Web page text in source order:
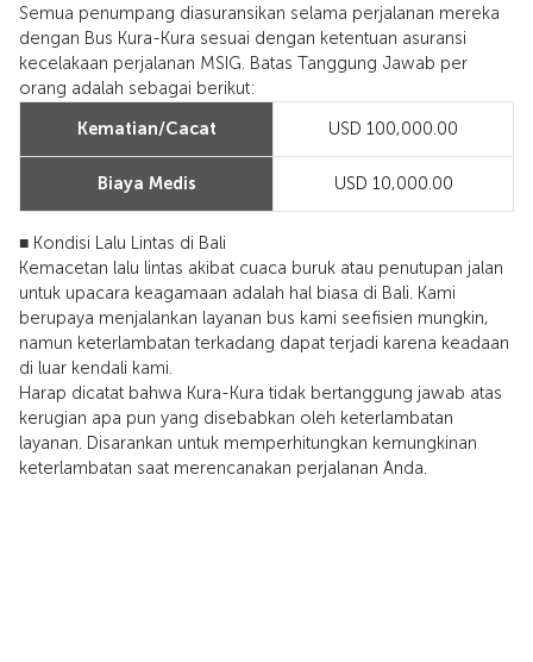
Semua penumpang diasuransikan selama perjalanan mereka
dengan Bus Kura-Kura sesuai dengan ketentuan asuransi
kecelakaan perjalanan MSIG. Batas Tanggung Jawab per
orang adalah sebagai berikut:
Kematian/Cacat
USD 100,000.00
Biaya Medis USD 10,000.00
■ Kondisi Lalu Lintas di Bali
Kemacetan lalu lintas akibat cuaca buruk atau penutupan jalan
untuk upacara keagamaan adalah hal biasa di Bali. Kami
berupaya menjalankan layanan bus kami seefisien mungkin,
namun keterlambatan terkadang dapat terjadi karena keadaan
di luar kendali kami.
Harap dicatat bahwa Kura-Kura tidak bertanggung jawab atas
kerugian apa pun yang disebabkan oleh keterlambatan
layanan. Disarankan untuk memperhitungkan kemungkinan
keterlambatan saat merencanakan perjalanan Anda.